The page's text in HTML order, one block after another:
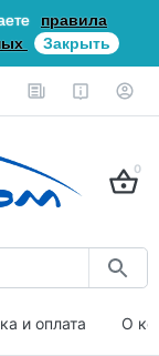
правила
Закрыть
0
и оплата О